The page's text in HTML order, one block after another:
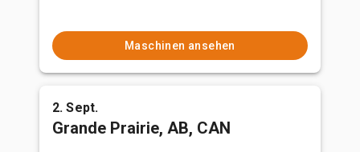
Maschinen ansehen
2. Sept.
Grande Prairie, AB, CAN